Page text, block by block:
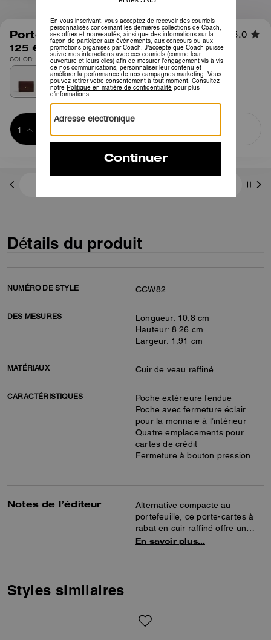
1/4
Porte-cartes à rabat essentiel 5.0
125 €
COLOR: Laiton/Érable
panier
Détails du produit
NUMÉRO DE STYLE CCW82
DES MESURES
Longueur: 10.8 cm
Hauteur: 8.26 cm
Largeur: 1.91 cm
MATÉRIAUX Cuir de veau raffiné
CARACTÉRISTIQUES
Poche extérieure fendue
Poche avec fermeture éclair
pour la monnaie à l’intérieur
Quatre emplacements pour
cartes de crédit
Fermeture à bouton pression
Notes de l’éditeur
Alternative compacte au
portefeuille, ce porte-cartes à
rabat en cuir raffiné offre un
espace pour vos cartes, billets,
extérieure pratique pour un
En savoir plus…
Styles similaires